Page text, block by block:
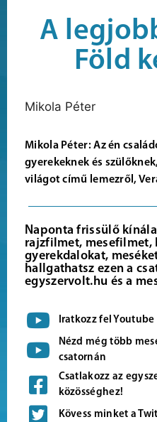
A
Föld
Mikola Péter
Mikola Péter: Az én
gyerekeknek és
világot című lemezről,
Naponta frissülő
rajzfilmet,
gyerekdalokat,
hallgathatsz ezen a
egyszervolt.hu és a
Iratkozz fel
Nézd még több
csatornán
Csatlakozz az
közösséghez!
Kövess minket a